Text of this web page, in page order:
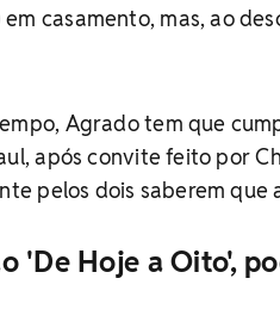
casamento, mas, ao
Agrado tem que
após convite feito por
pelos dois saberem que
'De Hoje a Oito',